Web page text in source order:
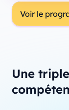
Voir le
Une